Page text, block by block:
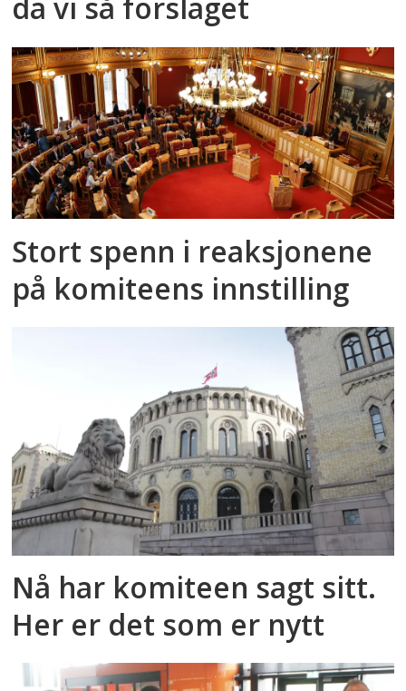
Stort spenn i reaksjonene
på komiteens innstilling
Nå har komiteen sagt sitt.
Her er det som er nytt